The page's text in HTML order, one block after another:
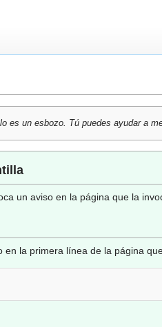
es un esbozo. Tú puedes ayudar a
un aviso en la página que la
en la primera línea de la página